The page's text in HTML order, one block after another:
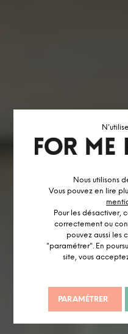
Nous utilisons
Vous pouvez en lire
Pour les désactiver,
correctement ou
pouvez aussi les
"paramétrer". En
site, vous
PARAMÉTRER